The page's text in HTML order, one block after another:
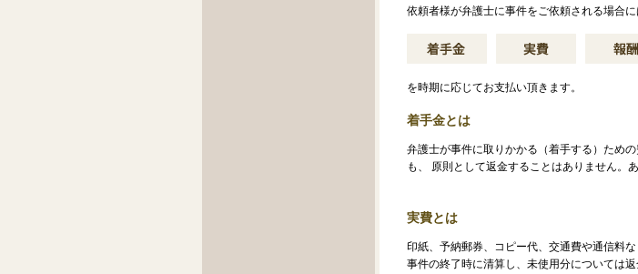
依頼者様が弁護士に事件をご依頼される場合に
を時期に応じてお支払い頂きます。
着手金とは
弁護士が事件に取りかかる（着手する）ため
も、 原則として返金することはありません。
実費とは
印紙、予納郵券、コピー代、交通費や通信料
事件の終了時に清算し、未使用分については返